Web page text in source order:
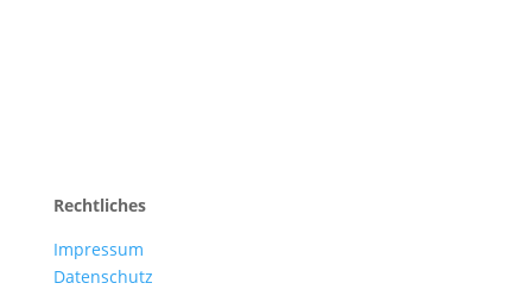
Rechtliches
Impressum
Datenschutz